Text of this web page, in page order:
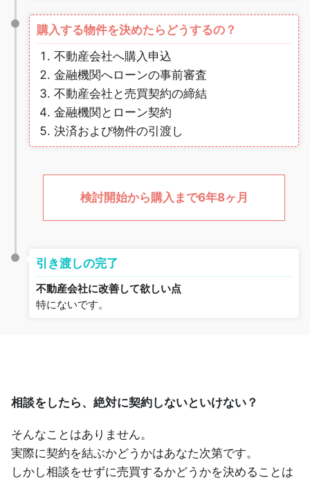
購入する物件を決めたらどうするの？
不動産会社へ購入申込
金融機関へローンの事前審査
不動産会社と売買契約の締結
金融機関とローン契約
決済および物件の引渡し
検討開始から購入まで6年8ヶ月
引き渡しの完了
不動産会社に改善して欲しい点
特にないです。
相談をしたら、絶対に契約しないといけない？
そんなことはありません。
実際に契約を結ぶかどうかはあなた次第です。
しかし相談をせずに売買するかどうかを決めることは